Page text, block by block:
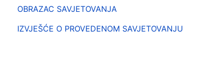
OBRAZAC SAVJETOVANJA
IZVJEŠĆE O PROVEDENOM SAVJETOVANJU